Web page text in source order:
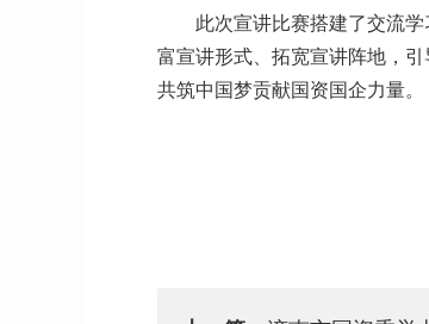
此次宣讲比赛搭建了交流
富宣讲形式、拓宽宣讲阵地，
共筑中国梦贡献国资国企力量。